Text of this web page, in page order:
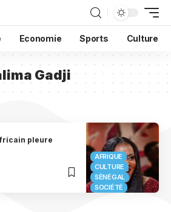
Economie Sports Culture
Gadji
AFRIQUE
CULTURE
SÉNÉGAL
SOCIÉTÉ
pleure